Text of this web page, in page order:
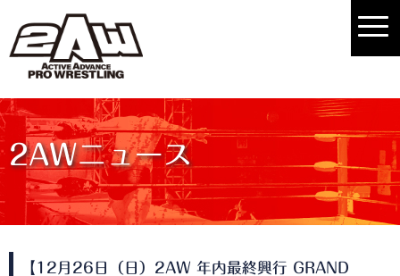
2AWニュース
【12月26日（日）2AW 年内最終興行 GRAND